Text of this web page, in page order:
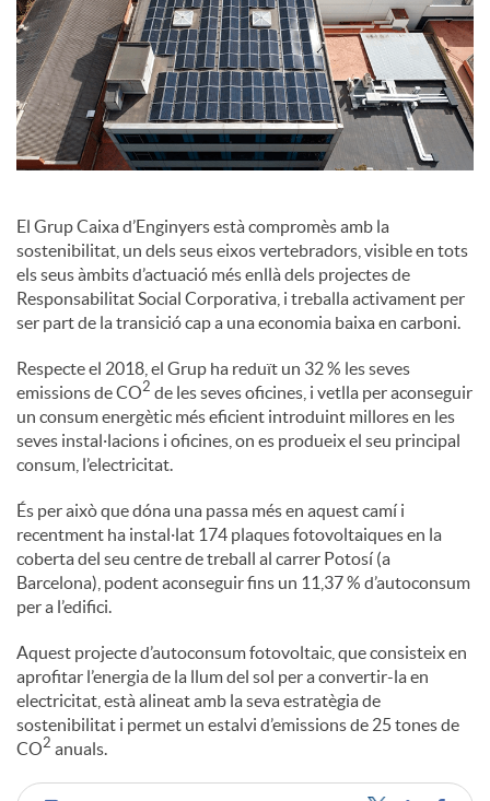
c
i
a
l
s
El Grup Caixa d’Enginyers està compromès amb la
sostenibilitat, un dels seus eixos vertebradors, visible en tots
els seus àmbits d’actuació més enllà dels projectes de
Responsabilitat Social Corporativa, i treballa activament per
ser part de la transició cap a una economia baixa en carboni.
Respecte el 2018, el Grup ha reduït un 32 % les seves
emissions de CO2 de les seves oficines, i vetlla per aconseguir
un consum energètic més eficient introduint millores en les
seves instal·lacions i oficines, on es produeix el seu principal
consum, l’electricitat.
És per això que dóna una passa més en aquest camí i
recentment ha instal·lat 174 plaques fotovoltaiques en la
coberta del seu centre de treball al carrer Potosí (a
Barcelona), podent aconseguir fins un 11,37 % d’autoconsum
per a l’edifici.
Aquest projecte d’autoconsum fotovoltaic, que consisteix en
aprofitar l’energia de la llum del sol per a convertir-la en
electricitat, està alineat amb la seva estratègia de
sostenibilitat i permet un estalvi d’emissions de 25 tones de
CO2 anuals.